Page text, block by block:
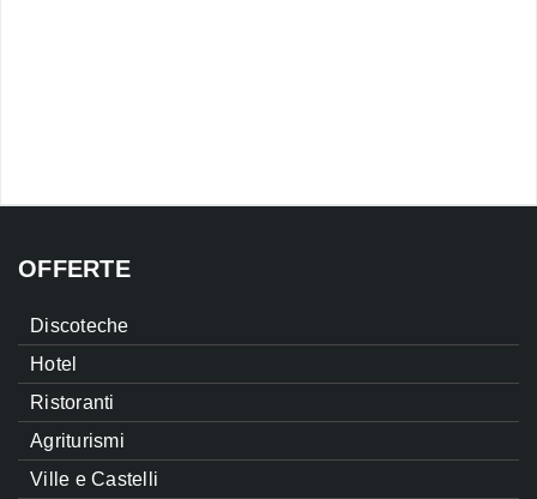
OFFERTE
Discoteche
Hotel
Ristoranti
Agriturismi
Ville e Castelli